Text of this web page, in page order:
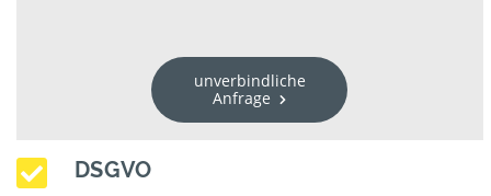
unverbindliche
Anfrage
DSGVO